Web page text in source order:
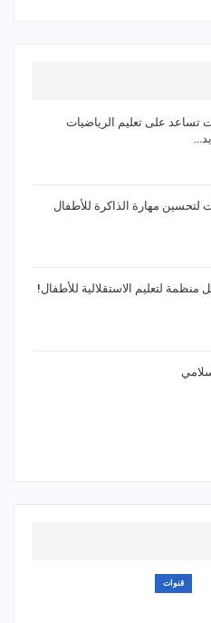
تساعد على تعليم الرياضيات
لتحسين مهارة الذاكرة للأطفال
قنوات